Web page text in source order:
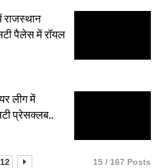
राजस्थान
पैलेस में रॉयल
लीग में
प्रेसक्लब..
12 15 / 167 Posts